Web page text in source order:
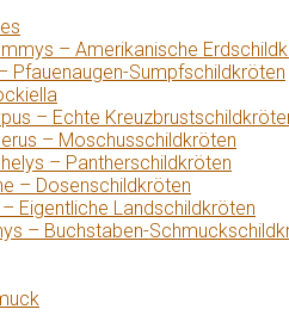
– Amerikanische
Pfauenaugen-Sumpfschildkröten
– Echte
– Moschusschildkröten
– Pantherschildkröten
– Dosenschildkröten
Eigentliche Landschildkröten
– Buchstaben-